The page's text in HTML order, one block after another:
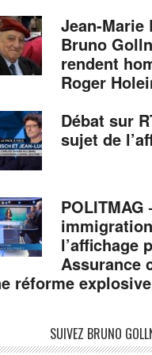
Jean-Marie
Bruno
rendent
Roger
Débat sur
sujet de
POLITMAG
l’affichage
Assurance
réforme explosive
SUIVEZ BRUNO